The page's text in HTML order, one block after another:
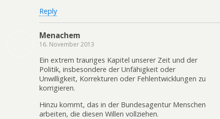
Reply
Menachem
16. November 2013
Ein extrem trauriges Kapitel unserer Zeit und der
Politik, insbesondere der Unfähigkeit oder
Unwilligkeit, Korrekturen oder Fehlentwicklungen zu
korrigieren.
Hinzu kommt, das in der Bundesagentur Menschen
arbeiten, die diesen Willen vollziehen.